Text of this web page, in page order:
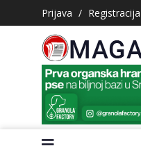
Prijava / Registracija